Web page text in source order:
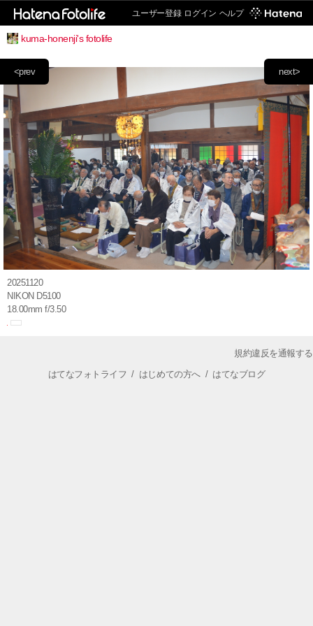
ユーザー登録 ログイン ヘルプ
kuma-honenji's fotolife
next>
<prev
20251120
NIKON D5100
18.00mm f/3.50
規約違反を通報する
はてなフォトライフ / はじめての方へ/ はてなブログ